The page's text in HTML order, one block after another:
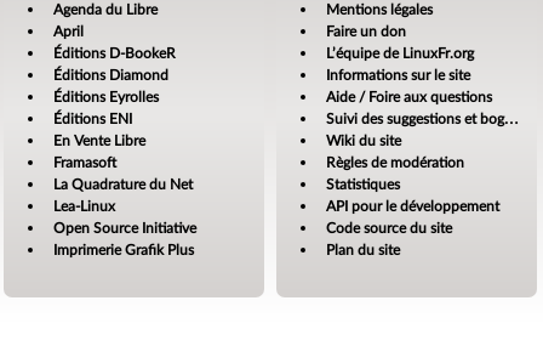
Agenda du Libre
April
Éditions D-BookeR
Éditions Diamond
Éditions Eyrolles
Éditions ENI
En Vente Libre
Framasoft
La Quadrature du Net
Lea-Linux
Open Source Initiative
Imprimerie Grafik Plus
Mentions légales
Faire un don
L’équipe de LinuxFr.org
Informations sur le site
Aide / Foire aux questions
Suivi des suggestions et bogues
Wiki du site
Règles de modération
Statistiques
API pour le développement
Code source du site
Plan du site